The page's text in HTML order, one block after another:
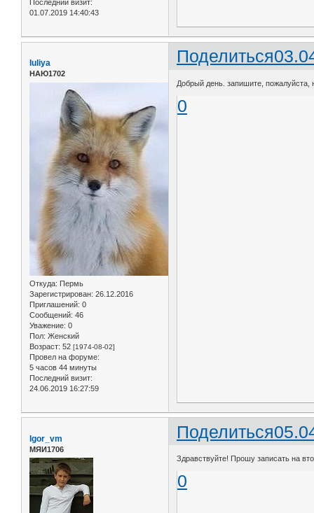
Последний визит:
01.07.2019 14:40:43
Поделиться
Iuliya
НАЮ1702
Откуда: Пермь
Зарегистрирован: 26.12.2016
Приглашений: 0
Сообщений: 46
Уважение: 0
Пол: Женский
Возраст: 52 [1974-08-02]
Провел на форуме:
5 часов 44 минуты
Последний визит:
24.06.2019 16:27:59
Добрый день. запишите, пожалуйста,
0
Поделиться
Igor_vm
МЯИ1706
Здравствуйте! Прошу записать на
0